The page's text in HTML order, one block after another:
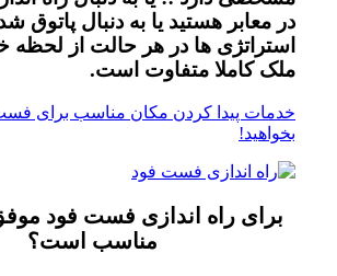
در معابر هستید یا به دنبال پاتوق
استراتژی ها در هر حالت از لحظه خرید
ملک کاملا متفاوت است.
خدمات پیدا کردن مکان مناسب برای فست فود
بخواهید!
برای راه اندازی فست فود موفق
مناسب است؟